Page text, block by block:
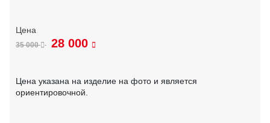
35 000 28 000
Цена указана на изделие на фото и является
ориентировочной.